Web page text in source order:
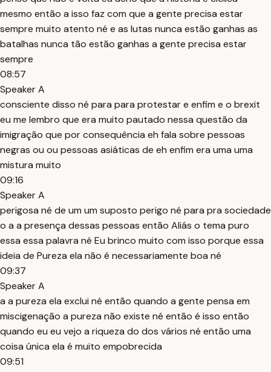
mesmo então a isso faz com que a gente precisa estar
sempre muito atento né e as lutas nunca estão ganhas as
batalhas nunca tão estão ganhas a gente precisa estar
sempre
08:57
Speaker A
consciente disso né para para protestar e enfim e o brexit
eu me lembro que era muito pautado nessa questão da
imigração que por consequência eh fala sobre pessoas
negras ou ou pessoas asiáticas de eh enfim era uma uma
mistura muito
09:16
Speaker A
perigosa né de um um suposto perigo né para pra sociedade
o a a presença dessas pessoas então Aliás o tema puro
essa essa palavra né Eu brinco muito com isso porque essa
ideia de Pureza ela não é necessariamente boa né
09:37
Speaker A
a a pureza ela exclui né então quando a gente pensa em
miscigenação a pureza não existe né então é isso então
quando eu eu vejo a riqueza do dos vários né então uma
coisa única ela é muito empobrecida
09:51